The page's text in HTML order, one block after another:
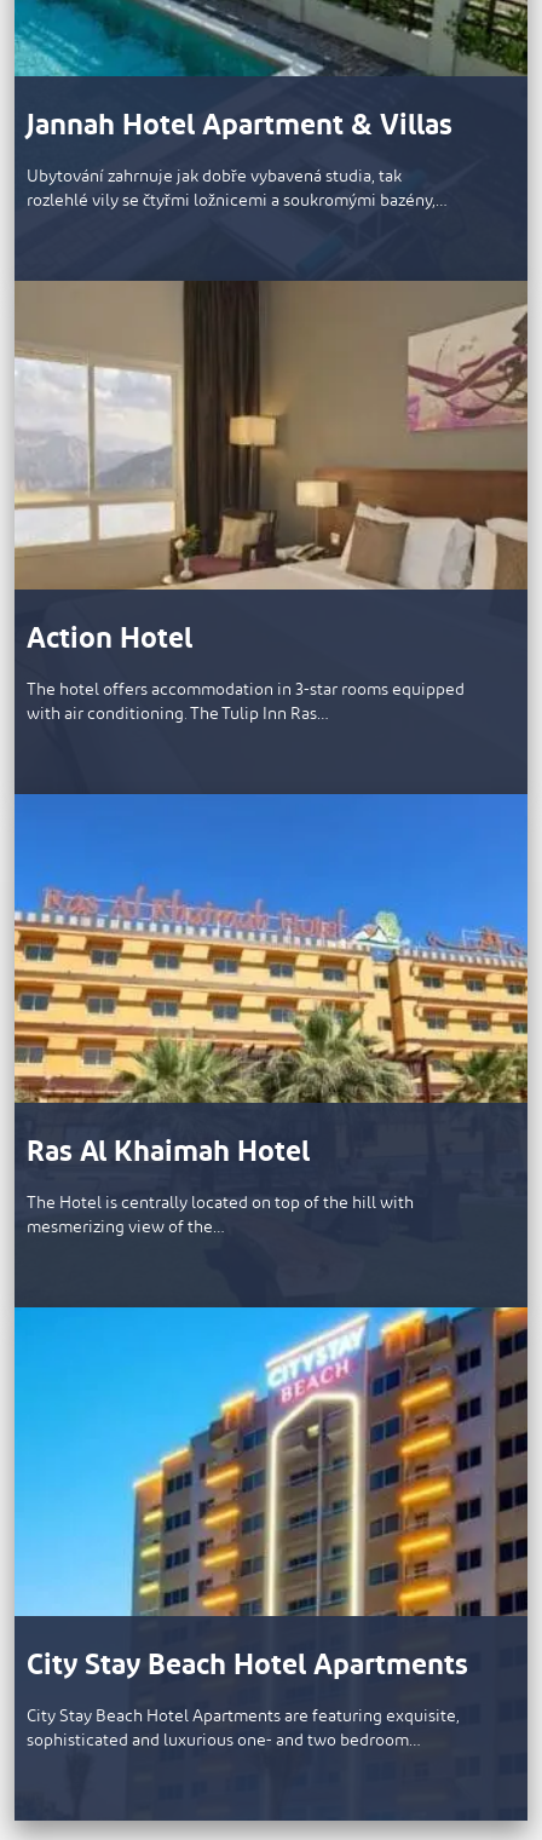
Jannah Hotel Apartment & Villas
Ubytování zahrnuje jak dobře vybavená studia, tak
rozlehlé vily se čtyřmi ložnicemi a soukromými bazény,…
Action Hotel
The hotel offers accommodation in 3-star rooms equipped
with air conditioning. The Tulip Inn Ras…
Ras Al Khaimah Hotel
The Hotel is centrally located on top of the hill with
mesmerizing view of the…
City Stay Beach Hotel Apartments
City Stay Beach Hotel Apartments are featuring exquisite,
sophisticated and luxurious one- and two bedroom…